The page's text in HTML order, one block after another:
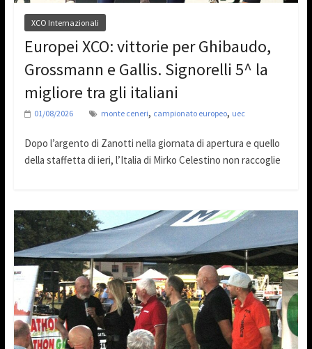
XCO Internazionali
Europei XCO: vittorie per Ghibaudo,
Grossmann e Gallis. Signorelli 5^ la
migliore tra gli italiani
01/08/2026 monte ceneri, campionato europeo, uec
Dopo l’argento di Zanotti nella giornata di apertura e quello
della staffetta di ieri, l’Italia di Mirko Celestino non raccoglie